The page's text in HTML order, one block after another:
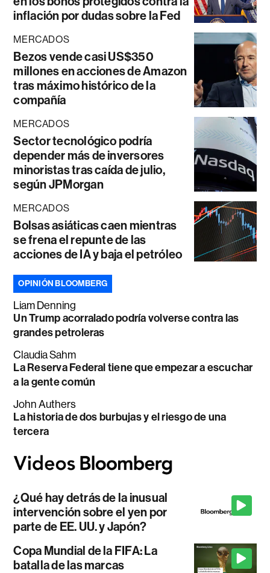
inflación por dudas sobre la Fed
MERCADOS
Bezos vende casi US$350
millones en acciones de Amazon
tras máximo histórico de la
compañía
MERCADOS
Sector tecnológico podría
depender más de inversores
minoristas tras caída de julio,
según JPMorgan
MERCADOS
Bolsas asiáticas caen mientras
se frena el repunte de las
acciones de IA y baja el petróleo
OPINIÓN BLOOMBERG
Liam Denning
Un Trump acorralado podría volverse contra las
grandes petroleras
Claudia Sahm
La Reserva Federal tiene que empezar a escuchar
a la gente común
John Authers
La historia de dos burbujas y el riesgo de una
tercera
¿Qué hay detrás de la inusual
intervención sobre el yen por
parte de EE. UU. y Japón?
Copa Mundial de la FIFA: La
batalla de las marcas